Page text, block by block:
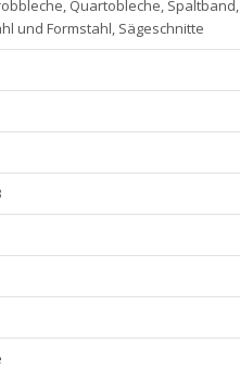
Quartobleche,
und Formstahl, Sägeschnitte